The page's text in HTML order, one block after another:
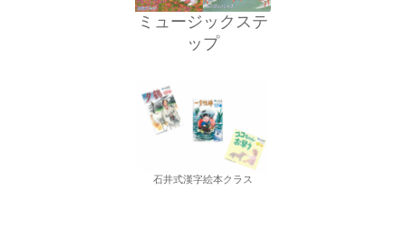
ミュージックステ
ップ
石井式漢字絵本クラス